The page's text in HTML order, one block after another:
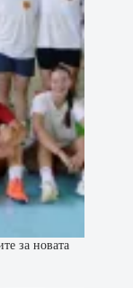
за новата